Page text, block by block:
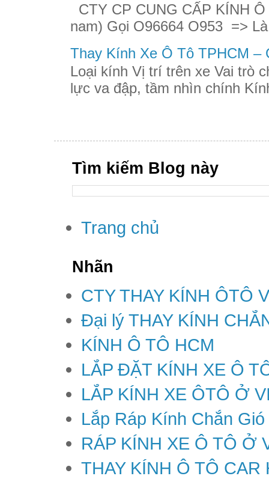
CTY CP CUNG CẤP KÍNH
nam) Gọi O96664 O953 =>
Thay Kính Xe Ô Tô TPHCM –
Loại kính Vị trí trên xe Vai trò
lực va đập, tầm nhìn chính
Tìm kiếm Blog này
Trang chủ
Nhãn
CTY THAY KÍNH ÔTÔ
Đại lý THAY KÍNH
KÍNH Ô TÔ HCM
LẮP ĐẶT KÍNH XE Ô
LẮP KÍNH XE ÔTÔ Ở
Lắp Ráp Kính Chắn
RÁP KÍNH XE Ô TÔ Ở
THAY KÍNH Ô TÔ CAR